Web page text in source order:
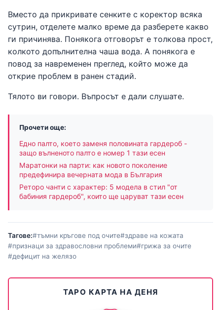
Вместо да прикривате сенките с коректор всяка
сутрин, отделете малко време да разберете какво
ги причинява. Понякога отговорът е толкова прост,
колкото допълнителна чаша вода. А понякога е
повод за навременен преглед, който може да
открие проблем в ранен стадий.
Тялото ви говори. Въпросът е дали слушате.
Прочети още:
Едно палто, което заменя половината гардероб -
защо вълненото палто е номер 1 тази есен
Маратонки на парти: как новото поколение
предефинира вечерната мода в България
Реторо чанти с характер: 5 модела в стил "от
бабиния гардероб", които ще царуват тази есен
Тагове:#тъмни кръгове под очите#здраве на кожата
#признаци за здравословни проблеми#грижа за очите
#дефицит на желязо
ТАРО КАРТА НА ДЕНЯ